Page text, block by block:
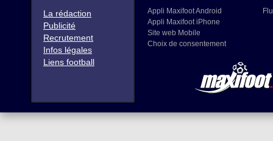
La rédaction
Publicité
Recrutement
Infos légales
Liens football
Appli Maxifoot Android
Appli Maxifoot iPhone
Site web Mobile
Choix de consentement